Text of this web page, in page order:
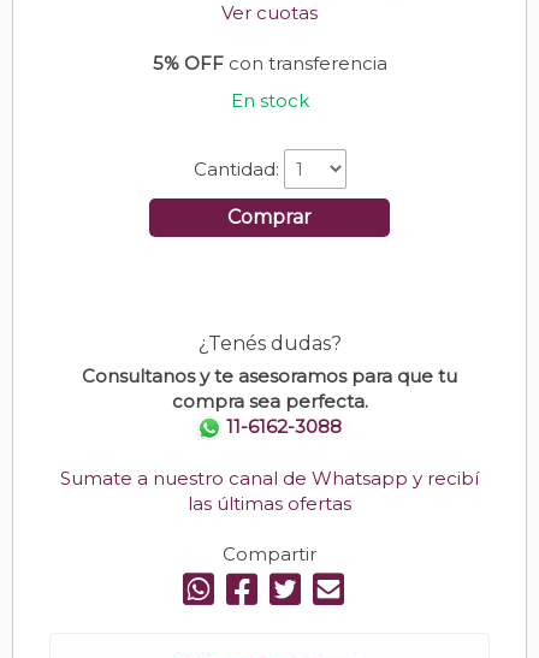
Ver cuotas
5% OFFcon transferencia
En stock
Cantidad:
Comprar
¿Tenés dudas?
Consultanos y te asesoramos para que tu
compra sea perfecta.
11-6162-3088
Sumate a nuestro canal de Whatsapp y recibí
las últimas ofertas
Compartir